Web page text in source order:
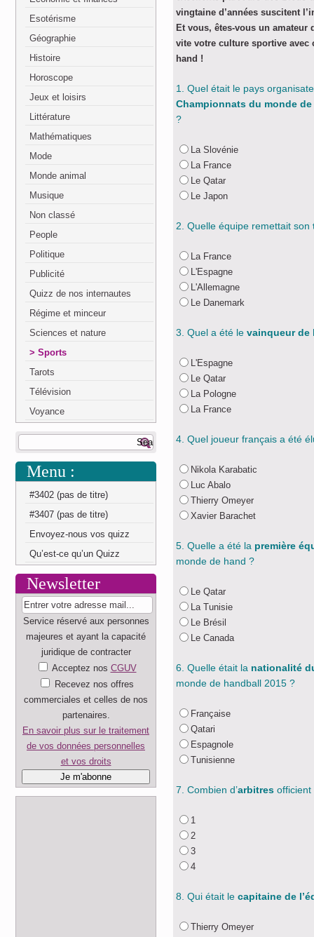
Esotérisme
Géographie
Histoire
Horoscope
Jeux et loisirs
Littérature
Mathématiques
Mode
Monde animal
Musique
Non classé
People
Politique
Publicité
Quizz de nos internautes
Régime et minceur
Sciences et nature
Sports
Tarots
Télévision
Voyance
Menu :
#3402 (pas de titre)
#3407 (pas de titre)
Envoyez-nous vos quizz
Qu’est-ce qu’un Quizz
Newsletter
Service réservé aux personnes
majeures et ayant la capacité
juridique de contracter
Acceptez nos CGUV
Recevez nos offres
commerciales et celles de nos
partenaires.
En savoir plus sur le traitement
de vos données personnelles
et vos droits
vingtaine d’années suscitent
Et vous, êtes-vous un amateur
vite votre culture sportive avec
hand !
1. Quel était le pays
Championnats du monde
?
La Slovénie
La France
Le Qatar
Le Japon
2. Quelle équipe remettait son
La France
L'Espagne
L'Allemagne
Le Danemark
3. Quel a été le vainqueur de
L'Espagne
Le Qatar
La Pologne
La France
4. Quel joueur français a été
Nikola Karabatic
Luc Abalo
Thierry Omeyer
Xavier Barachet
5. Quelle a été la première
monde de hand ?
Le Qatar
La Tunisie
Le Brésil
Le Canada
6. Quelle était la nationalité
monde de handball 2015 ?
Française
Qatari
Espagnole
Tunisienne
7. Combien d’arbitres officient
1
2
3
4
8. Qui était le capitaine de
Thierry Omeyer